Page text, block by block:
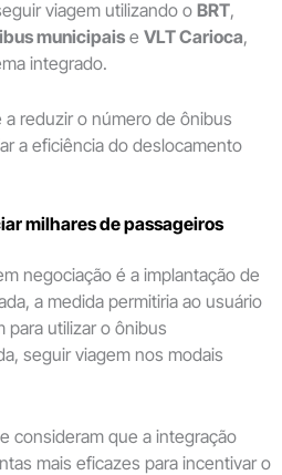
viagem utilizando o BRT,
municipaise VLT Carioca,
integrado.
reduzir o número de ônibus
a eficiência do deslocamento
milhares de passageiros
negociação é a implantação de
a medida permitiria ao usuário
para utilizar o ônibus
seguir viagem nos modais
consideram que a integração
mais eficazes para incentivar o